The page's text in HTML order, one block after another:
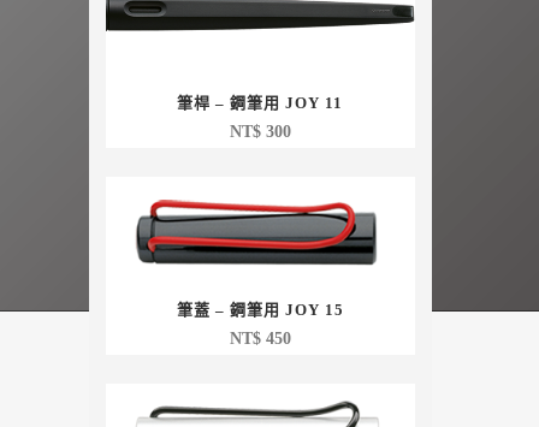
筆桿 – 鋼筆用 JOY 11
NT$300
筆蓋 – 鋼筆用 JOY 15
NT$450